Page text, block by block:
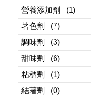
營養添加劑
(1)
著色劑
(7)
調味劑
(3)
甜味劑
(6)
粘稠劑
(1)
結著劑
(0)